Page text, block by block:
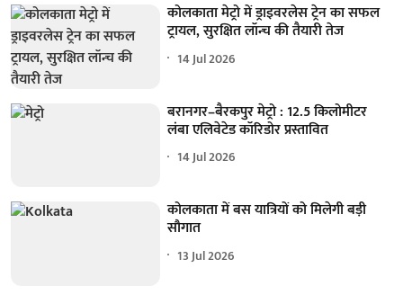
कोलकाता मेट्रो में ड्राइवरलेस ट्रेन का सफल
ट्रायल, सुरक्षित लॉन्च की तैयारी तेज
14 Jul 2026
बरानगर–बैरकपुर मेट्रो : 12.5 किलोमीटर
लंबा एलिवेटेड कॉरिडोर प्रस्तावित
14 Jul 2026
कोलकाता में बस यात्रियों को मिलेगी बड़ी
सौगात
13 Jul 2026